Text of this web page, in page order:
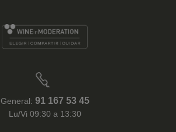
General: 91 167 53 45
Lu/Vi 09:30 a 13:30